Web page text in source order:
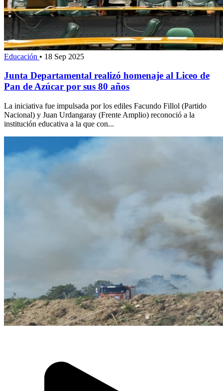
Educación • 18 Sep 2025
Junta Departamental realizó homenaje al Liceo de
Pan de Azúcar por sus 80 años
La iniciativa fue impulsada por los ediles Facundo Fillol (Partido
Nacional) y Juan Urdangaray (Frente Amplio) reconoció a la
institución educativa a la que con...